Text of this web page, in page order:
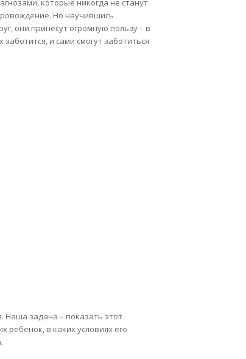
которые никогда не станут
Но научившись
они принесут огромную пользу – в
и сами смогут заботиться
Наша задача – показать этот
в каких условиях его